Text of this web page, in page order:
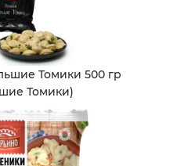
Томики 500 гр
Томики)